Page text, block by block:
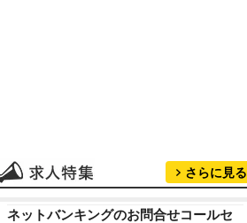
さらに見る
ネットバンキングのお問合せコールセ